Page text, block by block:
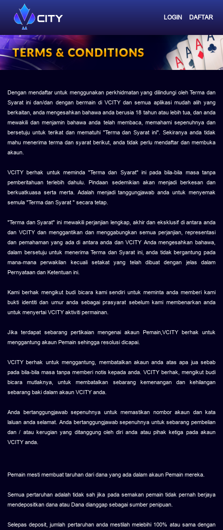
LOGIN DAFTAR
Dengan mendaftar untuk menggunakan perkhidmatan yang dilindungi oleh Terma dan
Syarat ini dan/dan dengan bermain di VCITY dan semua aplikasi mudah alih yang
berkaitan, anda mengesahkan bahawa anda berusia 18 tahun atau lebih tua, dan anda
mewakili dan menjamin bahawa anda telah membaca, memahami sepenuhnya dan
bersetuju untuk terikat dan mematuhi "Terma dan Syarat ini". Sekiranya anda tidak
mahu menerima terma dan syarat berikut, anda tidak perlu mendaftar dan membuka
akaun.
VCITY berhak untuk meminda "Terma dan Syarat" ini pada bila-bila masa tanpa
pemberitahuan terlebih dahulu. Pindaan sedemikian akan menjadi berkesan dan
berkuatkuasa serta merta. Adalah menjadi tanggungjawab anda untuk menyemak
semula "Terma dan Syarat " secara tetap.
"Terma dan Syarat" ini mewakili perjanjian lengkap, akhir dan eksklusif di antara anda
dan VCITY dan menggantikan dan menggabungkan semua perjanjian, representasi
dan pemahaman yang ada di antara anda dan VCITY Anda mengesahkan bahawa,
dalam bersetuju untuk menerima Terma dan Syarat ini, anda tidak bergantung pada
mana-mana perwakilan kecuali setakat yang telah dibuat dengan jelas dalam
Pernyataan dan Ketentuan ini.
Kami berhak mengikut budi bicara kami sendiri untuk meminta anda memberi kami
bukti identiti dan umur anda sebagai prasyarat sebelum kami membenarkan anda
untuk menyertai VCITY aktiviti permainan.
Jika terdapat sebarang pertikaian mengenai akaun Pemain,VCITY berhak untuk
menggantung akaun Pemain sehingga resolusi dicapai.
VCITY berhak untuk menggantung, membatalkan akaun anda atas apa jua sebab
pada bila-bila masa tanpa memberi notis kepada anda. VCITY berhak, mengikut budi
bicara mutlaknya, untuk membatalkan sebarang kemenangan dan kehilangan
sebarang baki dalam akaun VCITY anda.
Anda bertanggungjawab sepenuhnya untuk memastikan nombor akaun dan kata
laluan anda selamat. Anda bertanggungjawab sepenuhnya untuk sebarang pembelian
dan / atau kerugian yang ditanggung oleh diri anda atau pihak ketiga pada akaun
VCITY anda.
Pemain mesti membuat taruhan dari dana yang ada dalam akaun Pemain mereka.
Semua pertaruhan adalah tidak sah jika pada semakan pemain tidak pernah berjaya
mendepositkan dana atau Dana dianggap sebagai sumber penipuan.
Selepas deposit, jumlah pertaruhan anda mestilah melebihi 100% atau sama dengan